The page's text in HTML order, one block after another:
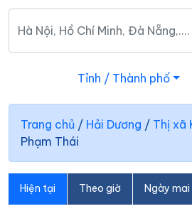
Tỉnh / Thành phố
Trang chủ / Hải Dương / Thị xã
Phạm Thái
Hiện tại Theo giờ Ngày mai